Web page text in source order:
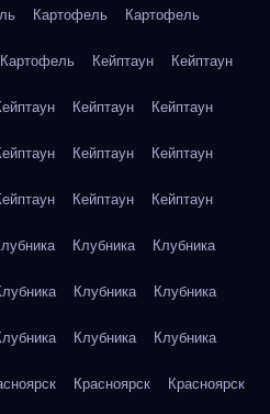
Картофель Картофель
Картофель Кейптаун Кейптаун
Кейптаун Кейптаун
Кейптаун Кейптаун
Кейптаун Кейптаун
Клубника Клубника
Клубника Клубника
Клубника Клубника
Красноярск Красноярск